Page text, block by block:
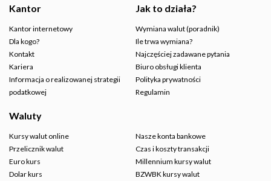
Kantor
Kantor internetowy
Dla kogo?
Kontakt
Kariera
Informacja o realizowanej strategii
podatkowej
Jak to działa?
Wymiana walut (poradnik)
Ile trwa wymiana?
Najczęściej zadawane pytania
Biuro obsługi klienta
Polityka prywatności
Regulamin
Waluty
Kursy walut online
Przelicznik walut
Euro kurs
Dolar kurs
Nasze konta bankowe
Czas i koszty transakcji
Millennium kursy walut
BZWBK kursy walut